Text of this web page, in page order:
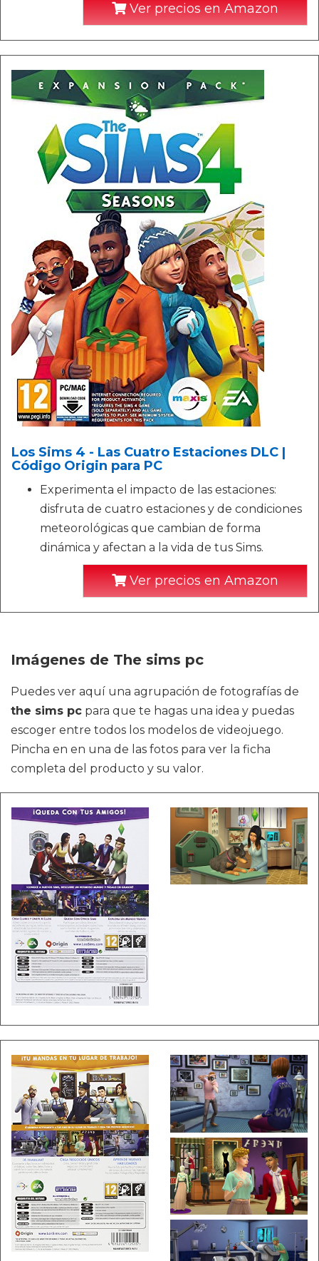
Ver precios en Amazon
Los Sims 4 - Las Cuatro Estaciones DLC |
Código Origin para PC
Experimenta el impacto de las estaciones:
disfruta de cuatro estaciones y de condiciones
meteorológicas que cambian de forma
dinámica y afectan a la vida de tus Sims.
Ver precios en Amazon
Imágenes de The sims pc
Puedes ver aquí una agrupación de fotografías de
the sims pc para que te hagas una idea y puedas
escoger entre todos los modelos de videojuego.
Pincha en en una de las fotos para ver la ficha
completa del producto y su valor.